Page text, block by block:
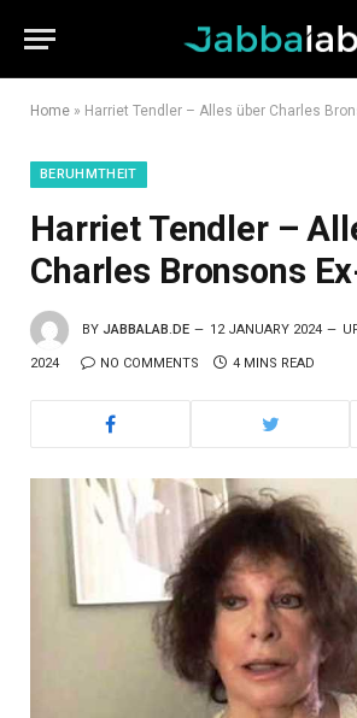
Home » Harriet Tendler – Alles über Charles
BERUHMTHEIT
Harriet Tendler –
Charles Bronsons
BY JABBALAB.DE 12 JANUARY 2024
2024 NO COMMENTS 4 MINS READ